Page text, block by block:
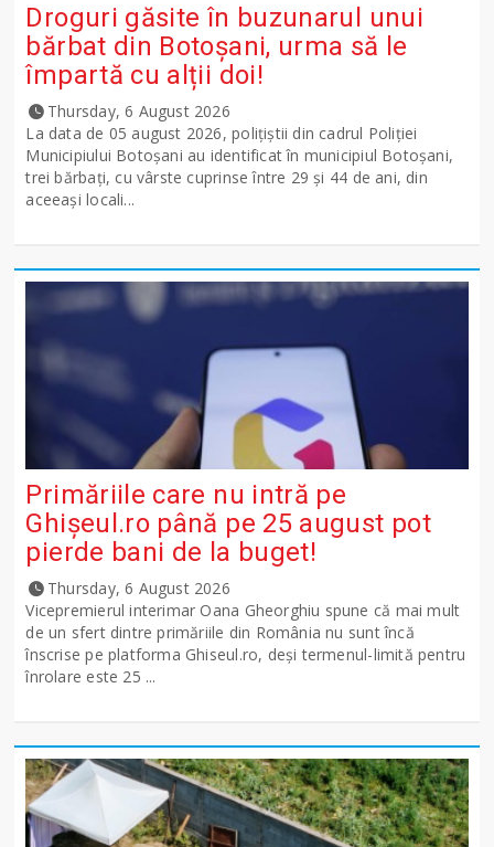
Droguri găsite în buzunarul unui
bărbat din Botoșani, urma să le
împartă cu alții doi!
Thursday, 6 August 2026
La data de 05 august 2026, polițiștii din cadrul Poliției
Municipiului Botoșani au identificat în municipiul Botoșani,
trei bărbați, cu vârste cuprinse între 29 și 44 de ani, din
aceeași locali...
Primăriile care nu intră pe
Ghişeul.ro până pe 25 august pot
pierde bani de la buget!
Thursday, 6 August 2026
Vicepremierul interimar Oana Gheorghiu spune că mai mult
de un sfert dintre primăriile din România nu sunt încă
înscrise pe platforma Ghiseul.ro, deși termenul-limită pentru
înrolare este 25 ...